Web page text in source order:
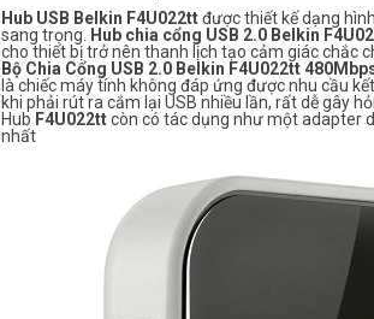
Hub USB Belkin F4U022ttđược thiết kế dạng
sang trọng.
Hub chia cổng USB 2.0 Belkin
cho thiết bị trở nên thanh lịch tạo cảm giác chắc
Bộ Chia Cổng USB 2.0 Belkin F4U022tt
là chiếc máy tính không đáp ứng được nhu cầu
khi phải rút ra cắm lại USB nhiều lần, rất dễ gây
Hub F4U022ttcòn có tác dụng như một adapter
nhất